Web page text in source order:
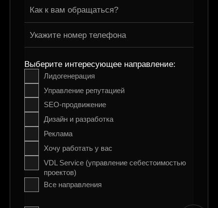
Выберите интересующее направление:
Лидогенерация
Управление репутацией
SEO-продвижение
Дизайн и разработка
Реклама
Хочу работать у вас
VDL Service (управление себестоимостью
проектов)
Все направления